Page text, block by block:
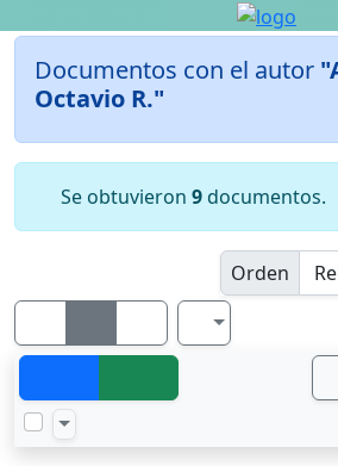
Documentos con el autor
Octavio R."
Se obtuvieron 9documentos.
Orden